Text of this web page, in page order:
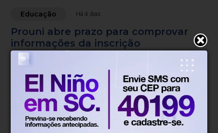
Educação Há 4 dias
Prouni abre prazo para comprovar
informações da inscrição
documentação
Blumenau, SC
15°
Tempo nublado